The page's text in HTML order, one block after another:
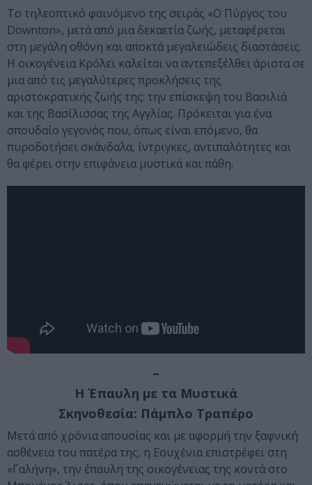
Το τηλεοπτικό φαινόμενο της σειράς «Ο Πύργος του
Downton», μετά από μια δεκαετία ζωής, μεταφέρεται
στη μεγάλη οθόνη και αποκτά μεγαλειώδεις διαστάσεις.
Η οικογένεια Κρόλεϊ καλείται να αντεπεξέλθει άριστα σε
μια από τις μεγαλύτερες προκλήσεις της
αριστοκρατικής ζωής της: την επίσκεψη του Βασιλιά
και της Βασίλισσας της Αγγλίας. Πρόκειται για ένα
σπουδαίο γεγονός που, όπως είναι επόμενο, θα
πυροδοτήσει σκάνδαλα, ίντριγκες, αντιπαλότητες και
θα φέρει στην επιφάνεια μυστικά και πάθη.
–
Η Έπαυλη με τα Μυστικά
Σκηνοθεσία: Πάμπλο Τραπέρο
Μετά από χρόνια απουσίας και με αφορμή την ξαφνική
ασθένεια του πατέρα της, η Εουχένια επιστρέφει στη
«Γαλήνη», την έπαυλη της οικογένειας της κοντά στο